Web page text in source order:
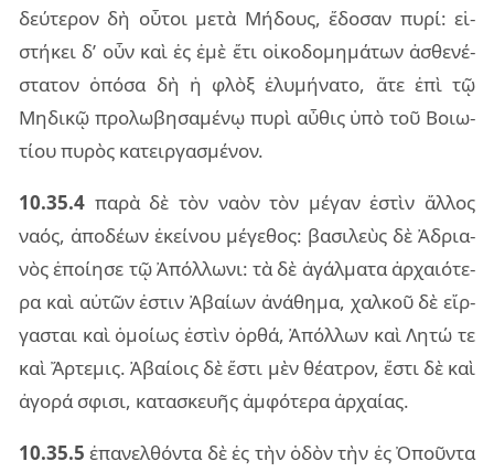
δεύ­τε­ρον δὴ οὗ­τοι μετὰ Μήδους, ἔδο­σαν πυρί: εἱ­
στή­κει δ’ οὖν καὶ ἐς ἐμὲ ἔτι οἰ­κο­δο­μη­μά­των ἀσθε­νέ­
στα­τον ὁπό­σα δὴ ἡ φλὸξ ἐλυ­μή­να­το, ἅτε ἐπὶ τῷ
Μηδι­κῷ προ­λω­βη­σα­μέ­νῳ πυρὶ αὖ­θις ὑπὸ τοῦ Βοιω­
τί­ου πυ­ρὸς κα­τειρ­γα­σμέ­νον.
10.35.4 παρὰ δὲ τὸν ναὸν τὸν μέ­γαν ἐστὶν ἄλ­λος
ναός, ἀπο­δέ­ων ἐκεί­νου μέ­γε­θος: βα­σι­λεὺς δὲ Ἀδρια­
νὸς ἐποί­η­σε τῷ Ἀπόλ­λω­νι: τὰ δὲ ἀγάλ­μα­τα ἀρ­χαιό­τε­
ρα καὶ αὐ­τῶν ἐστιν Ἀβαί­ων ἀνά­θη­μα, χαλ­κοῦ δὲ εἴρ­
γα­σται καὶ ὁμοί­ως ἐστὶν ὀρθά, Ἀπόλ­λων καὶ Λητώ τε
καὶ Ἄρτε­μις. Ἀβαί­οις δὲ ἔστι μὲν θέ­α­τρον, ἔστι δὲ καὶ
ἀγο­ρά σφι­σι, κα­τα­σκευ­ῆς ἀμ­φό­τε­ρα ἀρ­χαί­ας.
10.35.5 ἐπα­νελ­θόν­τα δὲ ἐς τὴν ὁδὸν τὴν ἐς Ὀποῦν­τα